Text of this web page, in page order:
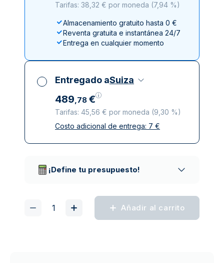
Tarifas: 38,32 € por moneda (7,94 %)
Almacenamiento gratuito hasta 0 €
Reventa gratuita e instantánea 24/7
Entrega en cualquier momento
Entregado aSuiza
489,78 €
Tarifas: 45,56 € por moneda (9,30 %)
Impuestos incluidos
Costo adicional de entrega: 7 €
¡Define tu presupuesto!
Añadir al carrito